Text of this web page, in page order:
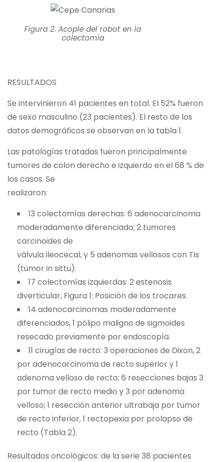
Figura 2. Acople del robot en la
colectomía
RESULTADOS
Se intervinieron 41 pacientes en total. El 52% fueron
de sexo masculino (23 pacientes). El resto de los
datos demográficos se observan en la tabla 1.
Las patologías tratadas fueron principalmente
tumores de colon derecho e izquierdo en el 68 % de
los casos. Se
realizaron:
13 colectomías derechas: 6 adenocarcinoma
moderadamente diferenciado; 2 tumores
carcinoides de
válvula ileocecal, y 5 adenomas vellosos con Tis
(tumor in sittu).
17 colectomías izquierdas: 2 estenosis
diverticular, Figura 1: Posición de los trocares.
14 adenocarcinomas moderadamente
diferenciados, 1 pólipo maligno de sigmoides
resecado previamente por endoscopía.
11 cirugías de recto: 3 operaciones de Dixon, 2
por adenocarcinoma de recto superior y 1
adenoma velloso de recto; 6 resecciones bajas 3
por tumor de recto medio y 3 por adenoma
velloso; 1 resección anterior ultrabaja por tumor
de recto inferior, 1 rectopexia por prolapso de
recto (Tabla 2).
Resultados oncológicos: de la serie 38 pacientes